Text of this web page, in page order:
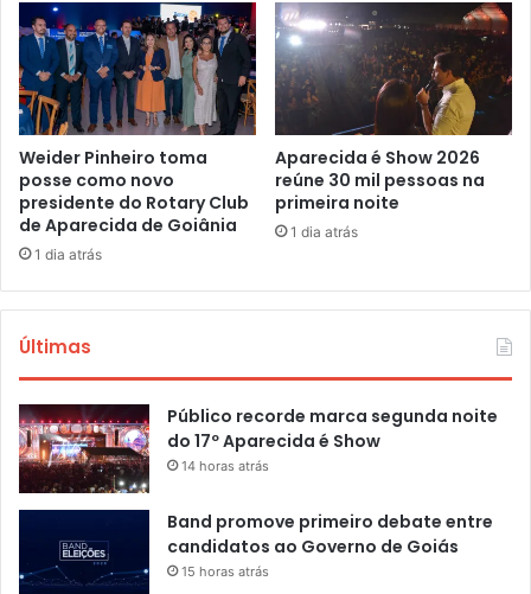
Weider Pinheiro toma
posse como novo
presidente do Rotary Club
de Aparecida de Goiânia
1 dia atrás
Aparecida é Show 2026
reúne 30 mil pessoas na
primeira noite
1 dia atrás
Últimas
Público recorde marca segunda noite
do 17º Aparecida é Show
14 horas atrás
Band promove primeiro debate entre
candidatos ao Governo de Goiás
15 horas atrás